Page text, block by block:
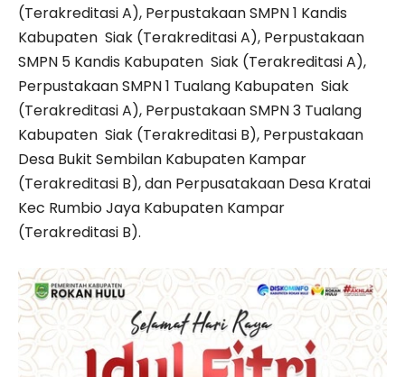
(Terakreditasi A), Perpustakaan SMPN 1 Kandis
Kabupaten Siak (Terakreditasi A), Perpustakaan
SMPN 5 Kandis Kabupaten Siak (Terakreditasi A),
Perpustakaan SMPN 1 Tualang Kabupaten Siak
(Terakreditasi A), Perpustakaan SMPN 3 Tualang
Kabupaten Siak (Terakreditasi B), Perpustakaan
Desa Bukit Sembilan Kabupaten Kampar
(Terakreditasi B), dan Perpusatakaan Desa Kratai
Kec Rumbio Jaya Kabupaten Kampar
(Terakreditasi B).